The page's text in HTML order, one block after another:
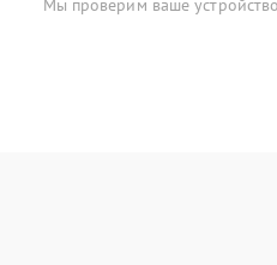
Мы проверим ваше